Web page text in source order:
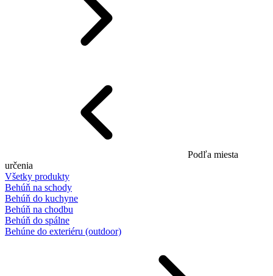
Podľa miesta
určenia
Všetky produkty
Behúň na schody
Behúň do kuchyne
Behúň na chodbu
Behúň do spálne
Behúne do exteriéru (outdoor)